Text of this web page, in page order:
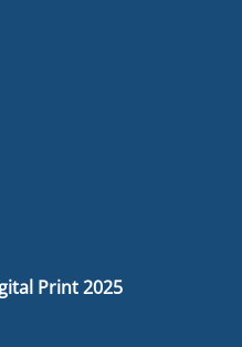
Print 2025